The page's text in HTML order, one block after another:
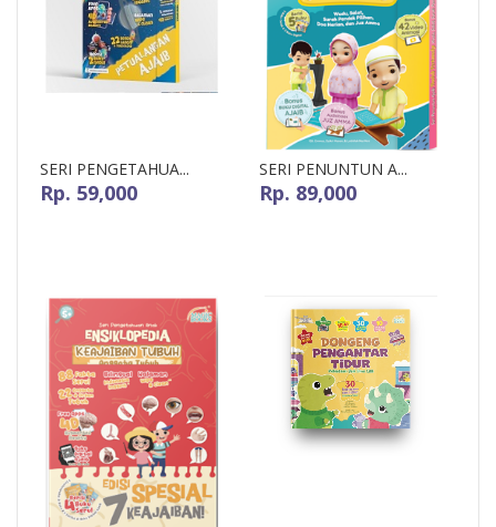
SERI PENGETAHUA...
Rp. 59,000
SERI PENUNTUN A...
Rp. 89,000